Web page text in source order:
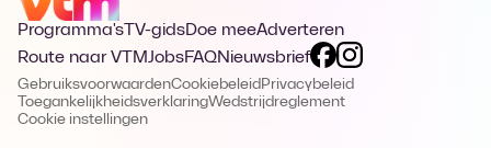
Programma's TV-gidsDoe meeAdverteren
Route naar VTMJobsFAQNieuwsbrief
GebruiksvoorwaardenCookiebeleid Privacybeleid
ToegankelijkheidsverklaringWedstrijdreglement
Cookie instellingen